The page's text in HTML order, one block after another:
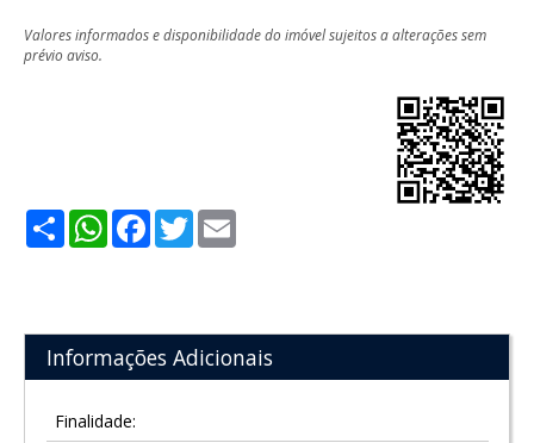
Valores informados e disponibilidade do imóvel sujeitos a alterações sem
prévio aviso.
ShareWhatsApp
Facebook
Twitter
Informações Adicionais
Finalidade: